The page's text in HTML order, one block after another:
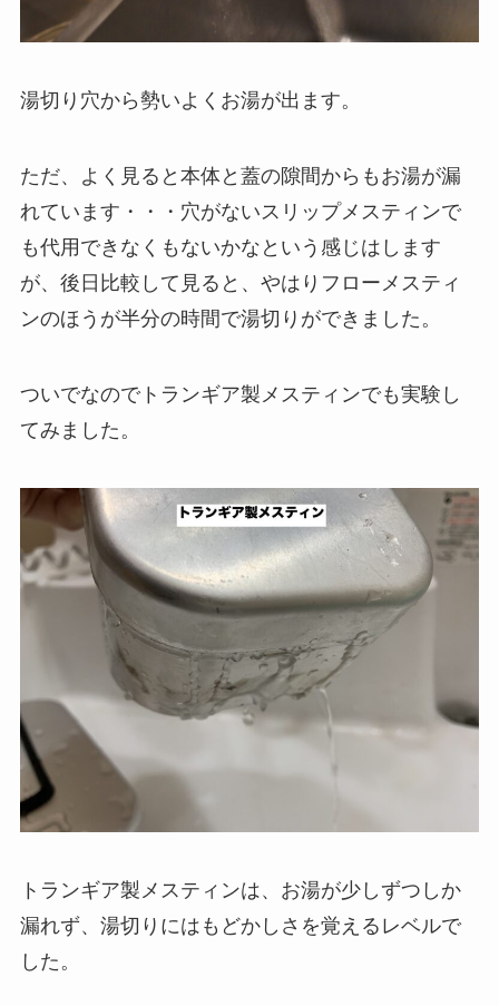
湯切り穴から勢いよくお湯が出ます。
ただ、よく見ると本体と蓋の隙間からもお湯が漏
れています・・・穴がないスリップメスティンで
も代用できなくもないかなという感じはします
が、後日比較して見ると、やはり フローメスティ
ンのほうが半分の時間で湯切り ができました。
ついでなのでトランギア製メスティンでも実験し
てみました。
トランギア製メスティンは、お湯が少しずつしか
漏れず、湯切りには もどかしさを覚えるレベルで
した。